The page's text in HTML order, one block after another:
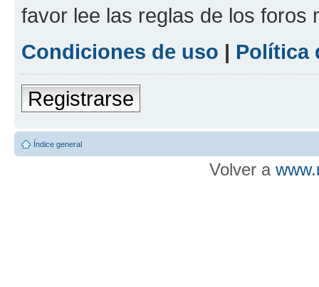
favor lee las reglas de los foros
Condiciones de uso | Política
Registrarse
Índice general
Volver a